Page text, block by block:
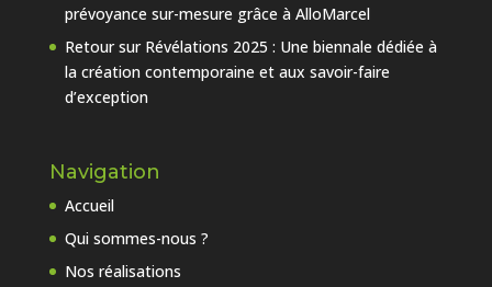
prévoyance sur-mesure grâce à AlloMarcel
Retour sur Révélations 2025 : Une biennale dédiée à
la création contemporaine et aux savoir-faire
d’exception
Navigation
Accueil
Qui sommes-nous ?
Nos réalisations